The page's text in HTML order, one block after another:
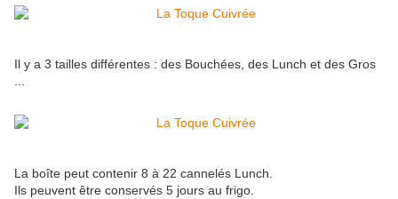
Il y a 3 tailles différentes : des Bouchées, des Lunch et des Gros
La boîte peut contenir 8 à 22 cannelés Lunch.
Ils peuvent être conservés 5 jours au frigo.